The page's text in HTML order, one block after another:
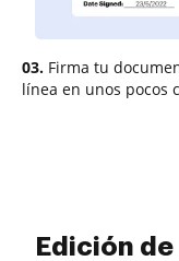
03. Firma tu
línea en unos pocos
Edición